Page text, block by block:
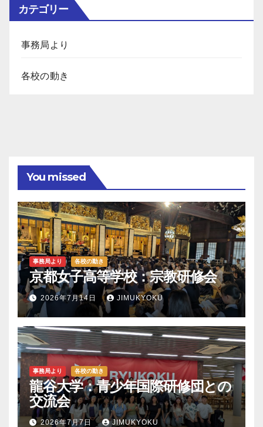
カテゴリー
事務局より
各校の動き
You missed
事務局より 各校の動き
京都女子高等学校：宗教研修会
2026年7月14日 JIMUKYOKU
事務局より 各校の動き
龍谷大学：青少年国際研修団との
交流会
2026年7月7日 JIMUKYOKU